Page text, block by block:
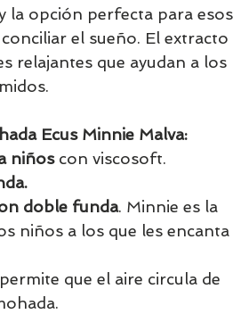
la opción perfecta para esos
el sueño. El extracto
relajantes que ayudan a los
Ecus Minnie Malva:
niñoscon viscosoft.
doble funda. Minnie es la
niños a los que les encanta
que el aire circula de